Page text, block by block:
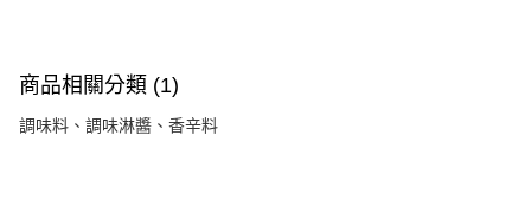
商品相關分類 (1)
調味料、調味淋醬、香辛料